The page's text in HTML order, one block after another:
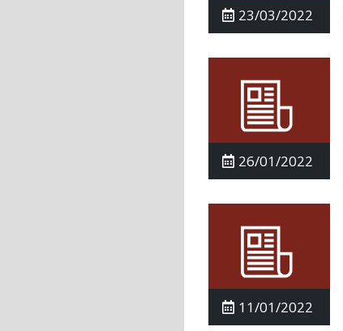
23/03/2022
26/01/2022
11/01/2022